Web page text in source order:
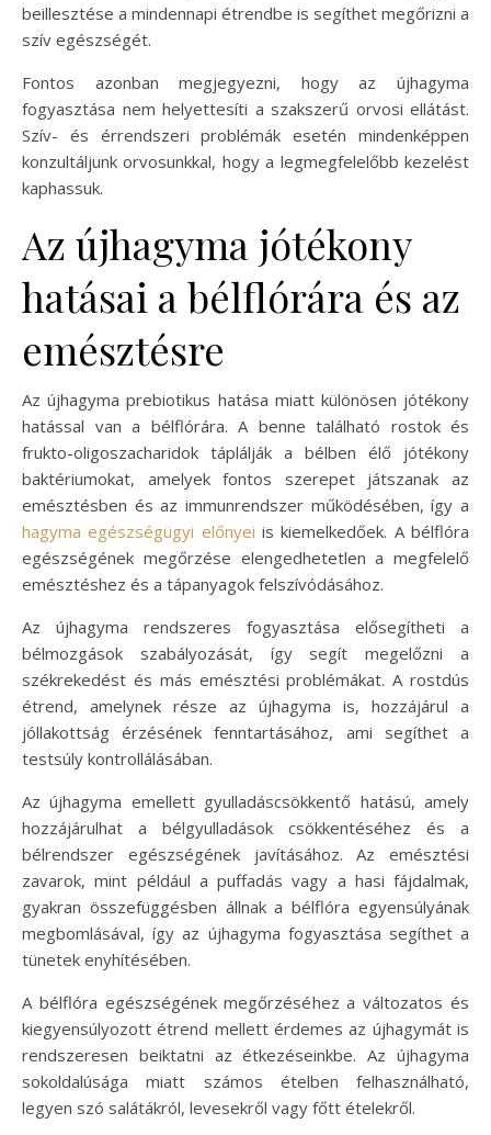
beillesztése a mindennapi étrendbe is segíthet megőrizni a
szív egészségét.
Fontos azonban megjegyezni, hogy az újhagyma
fogyasztása nem helyettesíti a szakszerű orvosi ellátást.
Szív- és érrendszeri problémák esetén mindenképpen
konzultáljunk orvosunkkal, hogy a legmegfelelőbb kezelést
kaphassuk.
Az újhagyma jótékony
hatásai a bélflórára és az
emésztésre
Az újhagyma prebiotikus hatása miatt különösen jótékony
hatással van a bélflórára. A benne található rostok és
frukto-oligoszacharidok táplálják a bélben élő jótékony
baktériumokat, amelyek fontos szerepet játszanak az
emésztésben és az immunrendszer működésében, így a
hagyma egészségügyi előnyei is kiemelkedőek. A bélflóra
egészségének megőrzése elengedhetetlen a megfelelő
emésztéshez és a tápanyagok felszívódásához.
Az újhagyma rendszeres fogyasztása elősegítheti a
bélmozgások szabályozását, így segít megelőzni a
székrekedést és más emésztési problémákat. A rostdús
étrend, amelynek része az újhagyma is, hozzájárul a
jóllakottság érzésének fenntartásához, ami segíthet a
testsúly kontrollálásában.
Az újhagyma emellett gyulladáscsökkentő hatású, amely
hozzájárulhat a bélgyulladások csökkentéséhez és a
bélrendszer egészségének javításához. Az emésztési
zavarok, mint például a puffadás vagy a hasi fájdalmak,
gyakran összefüggésben állnak a bélflóra egyensúlyának
megbomlásával, így az újhagyma fogyasztása segíthet a
tünetek enyhítésében.
A bélflóra egészségének megőrzéséhez a változatos és
kiegyensúlyozott étrend mellett érdemes az újhagymát is
rendszeresen beiktatni az étkezéseinkbe. Az újhagyma
sokoldalúsága miatt számos ételben felhasználható,
legyen szó salátákról, levesekről vagy főtt ételekről.